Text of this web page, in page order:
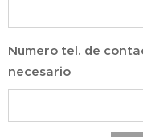
Numero tel. de
necesario